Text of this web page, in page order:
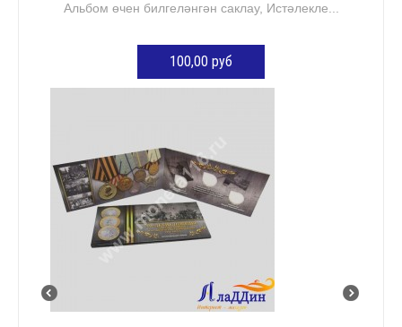
Альбом өчен билгеләнгән саклау, Истәлекле...
100,00 руб